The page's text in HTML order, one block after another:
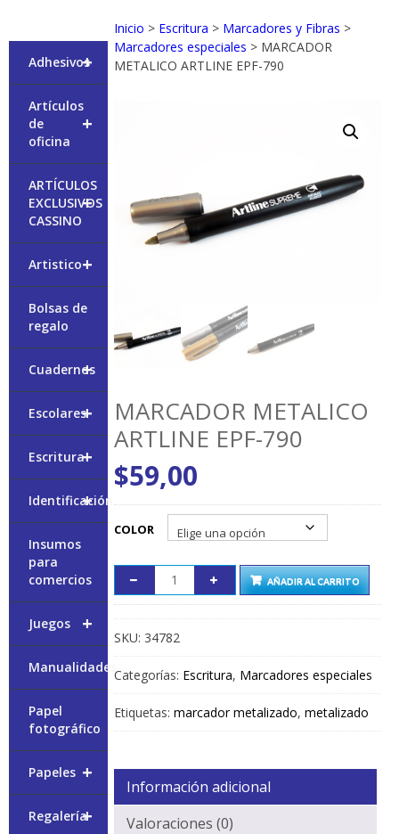
Inicio > Escritura > Marcadores y Fibras >
Marcadores especiales > MARCADOR
METALICO ARTLINE EPF-790
MARCADOR METALICO
ARTLINE EPF-790
$59,00
COLOR
AÑADIR AL CARRITO
SKU: 34782
Categorías: Escritura, Marcadores especiales
Etiquetas:marcador metalizado,metalizado
Información adicional
Valoraciones (0)
+
Adhesivos
+
Artículos
de
oficina
+
ARTÍCULOS
EXCLUSIVOS
CASSINO
+
Artistico
Bolsas de
regalo
+
Cuadernos
+
Escolares
+
Escritura
+
Identificación
Insumos
para
comercios
+
Juegos
Manualidades
Papel
fotográfico
+
Papeles
+
Regalería